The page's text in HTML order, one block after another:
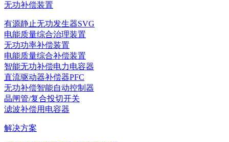
无功补偿装置
有源静止无功发生器SVG
电能质量综合治理装置
无功功率补偿装置
电能质量综合补偿装置
智能无功补偿电力电容器
直流驱动器补偿器PFC
无功补偿智能自动控制器
晶闸管/复合投切开关
滤波补偿用电容器
解决方案